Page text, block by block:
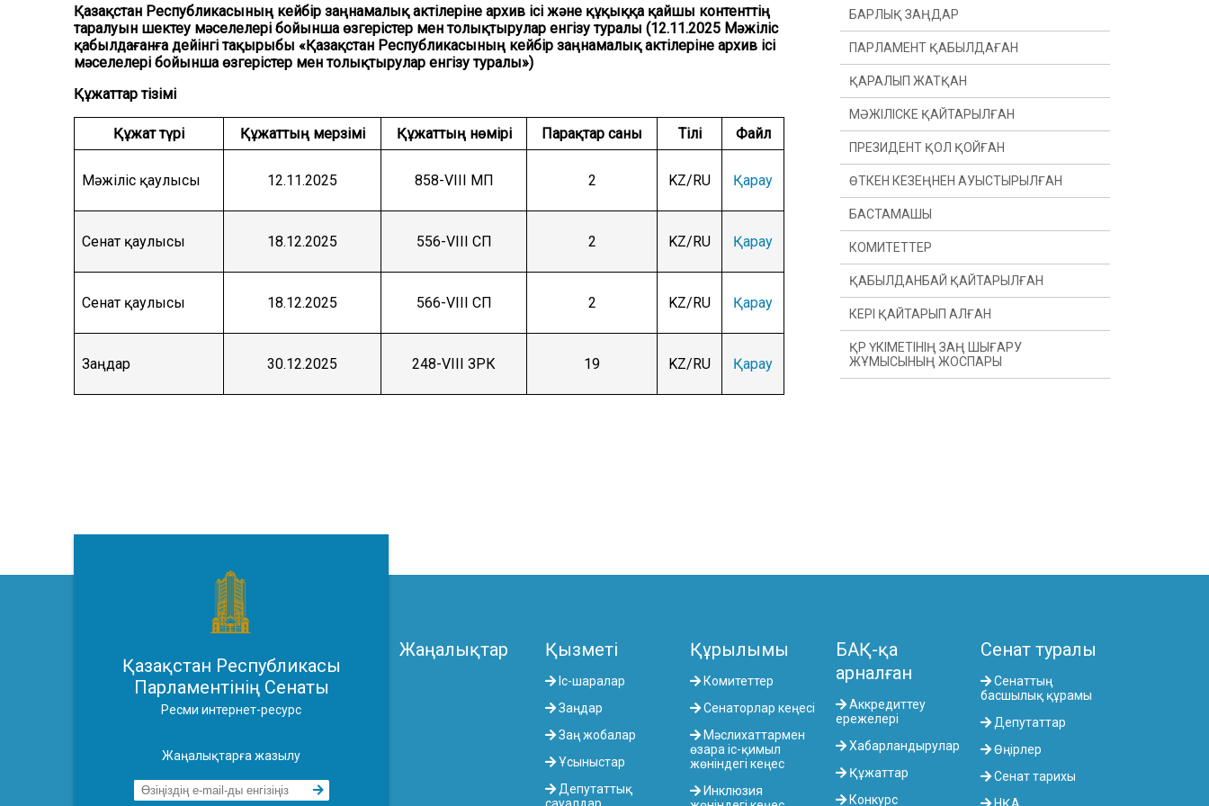
Қазақстан Республикасының кейбір заңнамалық актілеріне архив ісі және құқыққа қайшы контенттің
таралуын шектеу мәселелері бойынша өзгерістер мен толықтырулар енгізу туралы (12.11.2025 Мәжіліс
қабылдағанға дейінгі тақырыбы «Қазақстан Республикасының кейбір заңнамалық актілеріне архив ісі
мәселелері бойынша өзгерістер мен толықтырулар енгізу туралы»)
Құжаттар тізімі
Құжат түрі Құжаттың мерзімі Құжаттың нөмірі Парақтар саны Тілі Файл
Мәжіліс қаулысы 12.11.2025 858-VIII МП 2 KZ/RU Қарау
Сенат қаулысы 18.12.2025 556-VIII СП 2 KZ/RU Қарау
Сенат қаулысы 18.12.2025 566-VIII СП 2 KZ/RU Қарау
Заңдар 30.12.2025 248-VIII ЗРК 19 KZ/RU Қарау
БАРЛЫҚ ЗАҢДАР
ПАРЛАМЕНТ ҚАБЫЛДАҒАН
ҚАРАЛЫП ЖАТҚАН
МӘЖІЛІСКЕ ҚАЙТАРЫЛҒАН
ПРЕЗИДЕНТ ҚОЛ ҚОЙҒАН
ӨТКЕН КЕЗЕҢНЕН АУЫСТЫРЫЛҒАН
ӨТКЕН ЖЫЛДАН
ӨТКЕН СЕССИЯДАН
БАСТАМАШЫ
ПРЕЗИДЕНТ
ДЕПУТАТ(Ы)
ҮКІМЕТ
КОМИТЕТТЕР
КОНСТИТУЦИЯЛЫҚ ЗАҢНАМА, СОТ
ЖҮЙЕСІ ЖӘНЕ ҚҰҚЫҚ ҚОРҒАУ
ОРГАНДАРЫ КОМИТЕТІ
ҚАРЖЫ ЖӘНЕ БЮДЖЕТ КОМИТЕТІ
ХАЛЫҚАРАЛЫҚ ҚАТЫНАСТАР,
КӘСІПКЕРЛІК ТҰРАҚТЫ КОМИТЕТІ
ҚАБЫЛДАНБАЙ ҚАЙТАРЫЛҒАН
КЕРІ ҚАЙТАРЫП АЛҒАН
ҚР ҮКІМЕТІНІҢ ЗАҢ ШЫҒАРУ
ЖҰМЫСЫНЫҢ ЖОСПАРЫ
Қазақстан Республикасы
Парламентінің Сенаты
Ресми интернет-ресурс
Жаңалықтарға жазылу
Жаңалықтар Қызметі
Іс-шаралар
Заңдар
Заң жобалар
Ұсыныстар
Депутаттық
Құрылымы
Комитеттер
Сенаторлар кеңесі
Мәслихаттармен
өзара іс-қимыл
жөніндегі кеңес
Инклюзия
БАҚ-қа
арналған
Аккредиттеу
ережелері
Хабарландырулар
Құжаттар
Конкурс
Сенат туралы
Сенаттың
басшылық құрамы
Депутаттар
Өңірлер
Сенат тарихы